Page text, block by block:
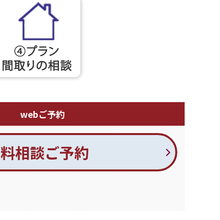
webご予約
相談ご予約